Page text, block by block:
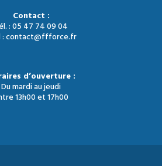
Contact :
: 05 47 74 09 04
: contact@ffforce.fr
d’ouverture :
Du mardi au jeudi
13h00 et 17h00